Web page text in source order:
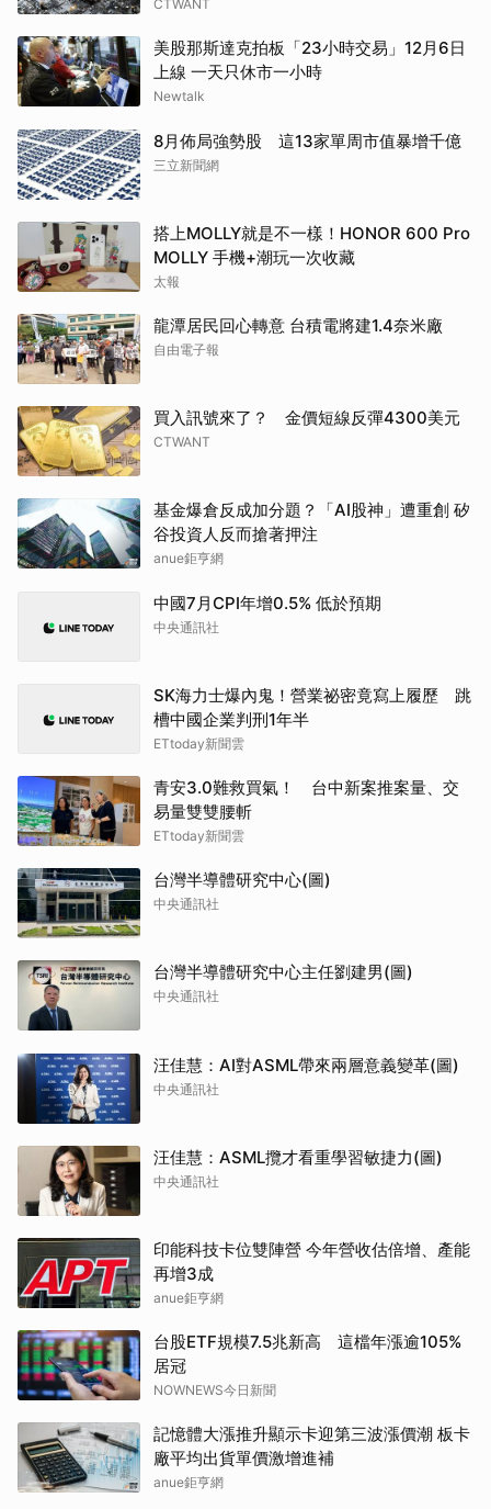
CTWANT
美股那斯達克拍板「23小時交易」12月6日
上線 一天只休市一小時
Newtalk
8月佈局強勢股 這13家單周市值暴增千億
三立新聞網
搭上MOLLY就是不一樣！HONOR 600 Pro
MOLLY 手機+潮玩一次收藏
太報
龍潭居民回心轉意 台積電將建1.4奈米廠
自由電子報
買入訊號來了？ 金價短線反彈4300美元
CTWANT
基金爆倉反成加分題？「AI股神」遭重創 矽
谷投資人反而搶著押注
anue鉅亨網
中國7月CPI年增0.5% 低於預期
中央通訊社
SK海力士爆內鬼！營業祕密竟寫上履歷 跳
槽中國企業判刑1年半
ETtoday新聞雲
青安3.0難救買氣！ 台中新案推案量、交
易量雙雙腰斬
ETtoday新聞雲
台灣半導體研究中心(圖)
中央通訊社
台灣半導體研究中心主任劉建男(圖)
中央通訊社
汪佳慧：AI對ASML帶來兩層意義變革(圖)
中央通訊社
汪佳慧：ASML攬才看重學習敏捷力(圖)
中央通訊社
印能科技卡位雙陣營 今年營收估倍增、產能
再增3成
anue鉅亨網
台股ETF規模7.5兆新高 這檔年漲逾105%
居冠
NOWNEWS今日新聞
記憶體大漲推升顯示卡迎第三波漲價潮 板卡
廠平均出貨單價激增進補
anue鉅亨網